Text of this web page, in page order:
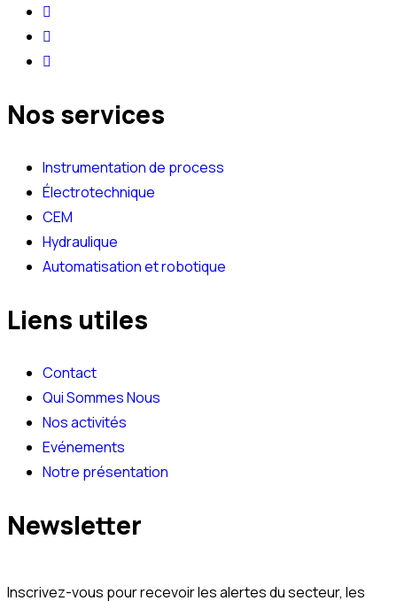
Nos services
Instrumentation de process
Électrotechnique
CEM
Hydraulique
Automatisation et robotique
Liens utiles
Contact
Qui Sommes Nous
Nos activités
Evénements
Notre présentation
Newsletter
Inscrivez-vous pour recevoir les alertes du secteur, les